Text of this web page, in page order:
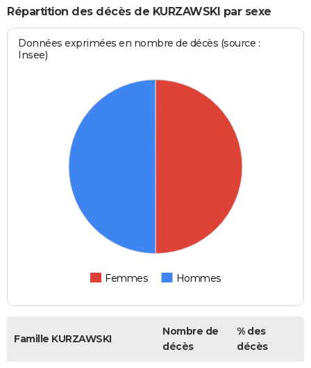
Répartition des décès de KURZAWSKI par sexe
Données exprimées en nombre de décès (source :
Insee)
Femmes Hommes
Famille KURZAWSKI
Nombre de
décès
% des
décès